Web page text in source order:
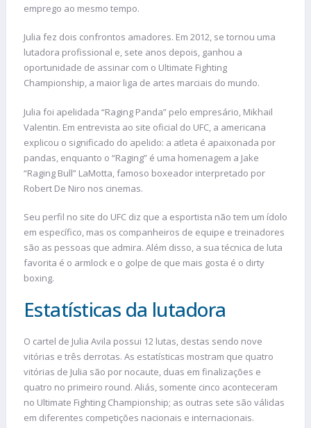
emprego ao mesmo tempo.
Julia fez dois confrontos amadores. Em 2012, se tornou uma
lutadora profissional e, sete anos depois, ganhou a
oportunidade de assinar com o Ultimate Fighting
Championship, a maior liga de artes marciais do mundo.
Julia foi apelidada “Raging Panda” pelo empresário, Mikhail
Valentin. Em entrevista ao site oficial do UFC, a americana
explicou o significado do apelido: a atleta é apaixonada por
pandas, enquanto o “Raging” é uma homenagem a Jake
“Raging Bull” LaMotta, famoso boxeador interpretado por
Robert De Niro nos cinemas.
Seu perfil no site do UFC diz que a esportista não tem um ídolo
em específico, mas os companheiros de equipe e treinadores
são as pessoas que admira. Além disso, a sua técnica de luta
favorita é o armlock e o golpe de que mais gosta é o dirty
boxing.
Estatísticas da lutadora
O cartel de Julia Avila possui 12 lutas, destas sendo nove
vitórias e três derrotas. As estatísticas mostram que quatro
vitórias de Julia são por nocaute, duas em finalizações e
quatro no primeiro round. Aliás, somente cinco aconteceram
no Ultimate Fighting Championship; as outras sete são válidas
em diferentes competições nacionais e internacionais.